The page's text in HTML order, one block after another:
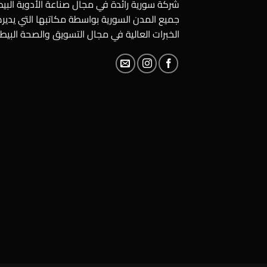
شركة سورية رائدة في مجال صناعة الأدوية
جميع المدن السورية بواسطة مكاتبها التي
الخبرات العالية في مجال التسويق والصحة